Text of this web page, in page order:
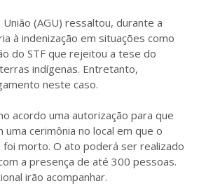
União (AGU) ressaltou, durante a
à indenização em situações como
do STF que rejeitou a tese do
indígenas. Entretanto,
neste caso.
acordo uma autorização para que
uma cerimônia no local em que o
foi morto. O ato poderá ser realizado
a presença de até 300 pessoas.
irão acompanhar.